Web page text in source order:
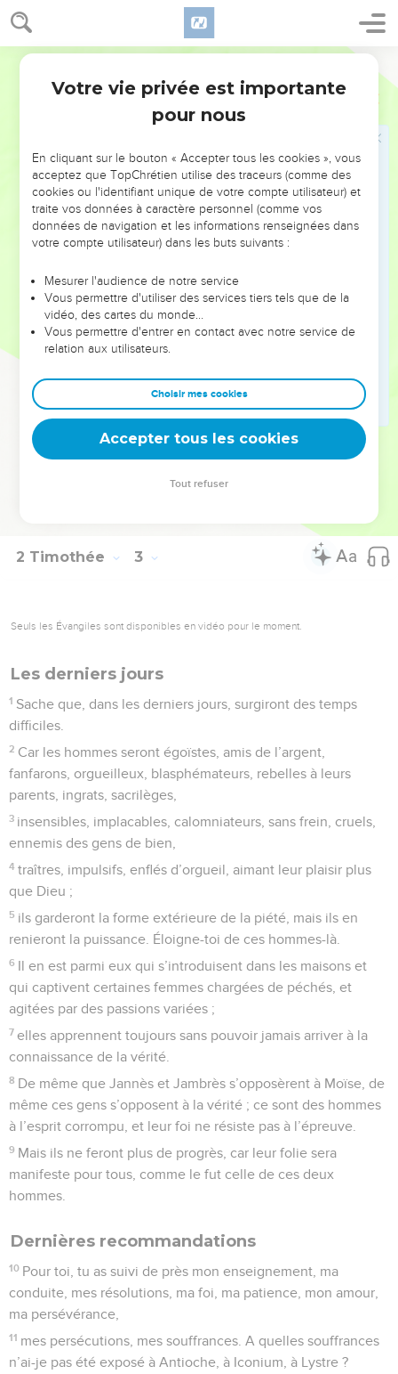
2 Timothée 2
d’or et d’argent, mais il y en a aussi de bois et de terre ; les
uns pour un usage noble et les autres pour un usage vil.
noble, sanctifié, utile à son maître, propre à toute œuvre
Fuis les passions de la jeunesse et recherche la justice, la
foi, l’amour, la paix, avec ceux qui invoquent le Seigneur
d’un cœur pur.
Repousse les discussions folles et ineptes, sachant
qu’elles font naître des querelles.
querelles. Il doit au contraire être affable envers tous, avoir
le don d’enseigner et de supporter ;
il doit redresser avec douceur les contradicteurs, dans
l’espoir que Dieu leur donnera la repentance, pour arriver à
pour revenir à leur bon sens et pour se dégager des
pièges du diable qui les a capturés, afin de les soumettre à
sa volonté.
© Société biblique française – Bibli’O, 1978, avec autorisation. Pour vous procurer
2 Timothée 3
Seuls les Évangiles sont disponibles en vidéo pour le moment.
Les derniers jours
1 Sache que, dans les derniers jours, surgiront des temps
difficiles.
2 Car les hommes seront égoïstes, amis de l’argent,
fanfarons, orgueilleux, blasphémateurs, rebelles à leurs
parents, ingrats, sacrilèges,
3 insensibles, implacables, calomniateurs, sans frein, cruels,
ennemis des gens de bien,
4 traîtres, impulsifs, enflés d’orgueil, aimant leur plaisir plus
que Dieu ;
5 ils garderont la forme extérieure de la piété, mais ils en
renieront la puissance. Éloigne-toi de ces hommes-là.
6 Il en est parmi eux qui s’introduisent dans les maisons et
qui captivent certaines femmes chargées de péchés, et
agitées par des passions variées ;
7 elles apprennent toujours sans pouvoir jamais arriver à la
connaissance de la vérité.
8 De même que Jannès et Jambrès s’opposèrent à Moïse, de
même ces gens s’opposent à la vérité ; ce sont des hommes
à l’esprit corrompu, et leur foi ne résiste pas à l’épreuve.
9 Mais ils ne feront plus de progrès, car leur folie sera
manifeste pour tous, comme le fut celle de ces deux
hommes.
Dernières recommandations
10 Pour toi, tu as suivi de près mon enseignement, ma
conduite, mes résolutions, ma foi, ma patience, mon amour,
ma persévérance,
11 mes persécutions, mes souffrances. A quelles souffrances
n’ai-je pas été exposé à Antioche, à Iconium, à Lystre ?
Votre vie privée est importante
pour nous
En cliquant sur le bouton « Accepter tous les cookies », vous
acceptez que TopChrétien utilise des traceurs (comme des
cookies ou l'identifiant unique de votre compte utilisateur) et
traite vos données à caractère personnel (comme vos
données de navigation et les informations renseignées dans
votre compte utilisateur) dans les buts suivants :
Mesurer l'audience de notre service
Vous permettre d'utiliser des services tiers tels que de la
vidéo, des cartes du monde…
Vous permettre d'entrer en contact avec notre service de
relation aux utilisateurs.
Choisir mes cookies
Accepter tous les cookies
Tout refuser